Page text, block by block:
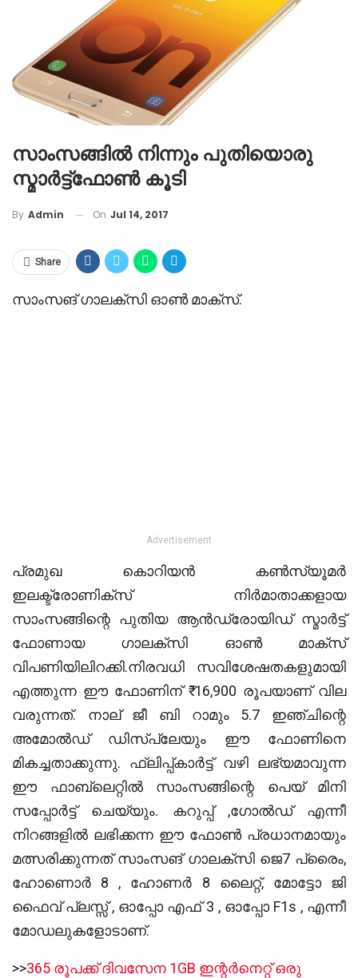
സാംസങ്ങില്‍ നിന്നും പുതിയൊരു
സ്മാര്‍ട്ട്‌ഫോണ്‍ കൂടി
By Admin On Jul 14, 2017
Share
സാംസങ് ഗാലക്സി ഓൺ മാക്സ്.
Advertisement
പ്രമുഖ കൊറിയൻ കൺസ്യൂമർ
ഇലക്ട്രോണിക്സ് നിർമാതാക്കളായ
സാംസങ്ങിന്റെ പുതിയ ആൻഡ്രോയിഡ് സ്മാർട്ട്
ഫോണായ ഗാലക്സി ഓൺ മാക്സ്
വിപണിയിലിറക്കി.നിരവധി സവിശേഷതകളുമായി
എത്തുന്ന ഈ ഫോണിന് ₹ 16,900 രൂപയാണ് വില
വരുന്നത്. നാല് ജീ ബി റാമും 5.7 ഇഞ്ചിന്റെ
അമോൽഡ് ഡിസ്പ്ലേയും ഈ ഫോണിനെ
മികച്ചതാക്കുന്നു. ഫ്ലിപ്പ്കാർട്ട് വഴി ലഭ്യമാവുന്ന
ഈ ഫാബ്ലെറ്റിൽ സാംസങ്ങിന്റെ പെയ് മിനി
സപ്പോർട്ട് ചെയ്യും. കറുപ്പ് ,ഗോൽഡ് എന്നീ
നിറങ്ങളിൽ ലഭിക്കന്ന ഈ ഫോൺ പ്രധാനമായും
മത്സരിക്കുന്നത് സാംസങ് ഗാലക്സി ജെ7 പ്രൈം,
ഹോണൊർ 8 , ഹോണർ 8 ലൈറ്റ്, മോട്ടോ ജി
ഫൈവ് പ്ലസ്സ് , ഓപ്പോ എഫ് 3 , ഓപ്പോ F1s , എന്നീ
മോഡലുകളോടാണ്.
>>365 രൂപക്ക് ദിവസേന 1GB ഇന്റര്‍നെറ്റ് ഒരു